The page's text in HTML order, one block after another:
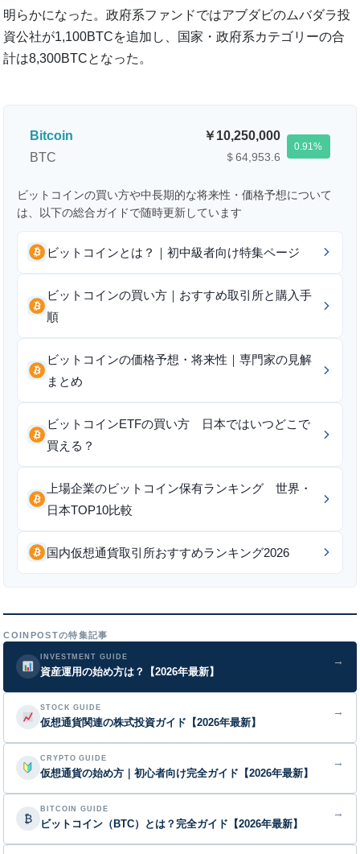
明らかになった。政府系ファンドではアブダビのムバダラ投
資公社が1,100BTCを追加し、国家・政府系カテゴリーの合
計は8,300BTCとなった。
Bitcoin
BTC
10,250,000
＄64,953.6
0.91
ビットコインの買い方や中長期的な将来性・価格予想について
は、以下の総合ガイドで随時更新しています
ビットコインとは？｜初中級者向け特集ページ
ビットコインの買い方｜おすすめ取引所と購入手
順
ビットコインの価格予想・将来性｜専門家の見解
まとめ
ビットコインETFの買い方 日本ではいつどこで
買える？
上場企業のビットコイン保有ランキング 世界・
日本TOP10比較
国内仮想通貨取引所おすすめランキング2026
COINPOSTの特集記事
INVESTMENT GUIDE
資産運用の始め方は？【2026年最新】
→
STOCK GUIDE
仮想通貨関連の株式投資ガイド【2026年最新】
→
CRYPTO GUIDE
仮想通貨の始め方｜初心者向け完全ガイド【2026年最新】
→
₿
BITCOIN GUIDE
ビットコイン（BTC）とは？完全ガイド【2026年最新】
→